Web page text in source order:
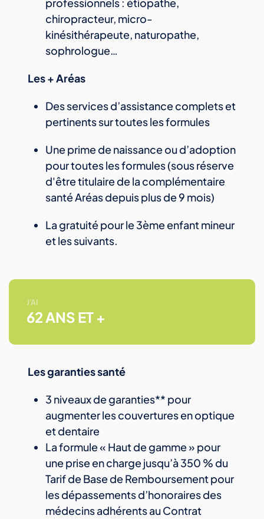
chiropracteur, micro-
kinésithérapeute, naturopathe,
sophrologue…
Les + Aréas
Des services d’assistance complets et
pertinents sur toutes les formules
Une prime de naissance ou d’adoption
pour toutes les formules (sous réserve
d'être titulaire de la complémentaire
santé Aréas depuis plus de 9 mois)
La gratuité pour le 3ème enfant mineur
et les suivants.
J'AI
62 ANS ET +
Les garanties santé
3 niveaux de garanties** pour
augmenter les couvertures en optique
et dentaire
La formule « Haut de gamme » pour
une prise en charge jusqu’à 350 % du
Tarif de Base de Remboursement pour
les dépassements d’honoraires des
médecins adhérents au Contrat